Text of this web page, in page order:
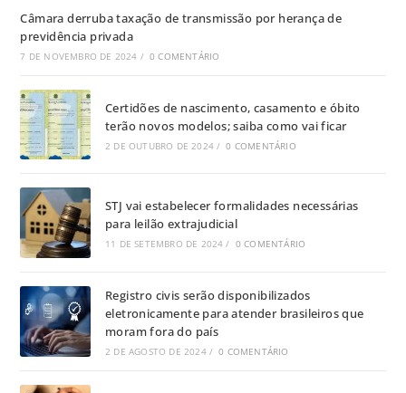
Câmara derruba taxação de transmissão por herança de
previdência privada
7 DE NOVEMBRO DE 2024 / 0 COMENTÁRIO
Certidões de nascimento, casamento e óbito
terão novos modelos; saiba como vai ficar
2 DE OUTUBRO DE 2024 / 0 COMENTÁRIO
STJ vai estabelecer formalidades necessárias
para leilão extrajudicial
11 DE SETEMBRO DE 2024 / 0 COMENTÁRIO
Registro civis serão disponibilizados
eletronicamente para atender brasileiros que
moram fora do país
2 DE AGOSTO DE 2024 / 0 COMENTÁRIO